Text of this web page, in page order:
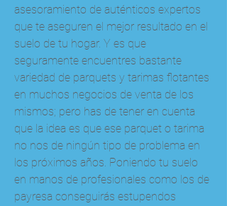
asesoramiento de auténticos expertos
que te aseguren el mejor resultado en el
suelo de tu hogar. Y es que
seguramente encuentres bastante
variedad de parquets y tarimas flotantes
en muchos negocios de venta de los
mismos; pero has de tener en cuenta
que la idea es que ese parquet o tarima
no nos de ningún tipo de problema en
los próximos años. Poniendo tu suelo
en manos de profesionales como los de
payresa conseguirás estupendos